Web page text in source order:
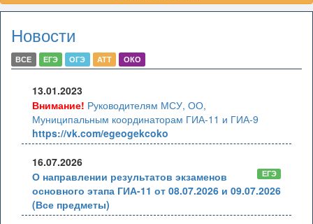
Новости
ВСЕ ЕГЭ ОГЭ АТТ ОКО
13.01.2023
Внимание! Руководителям МСУ, ОО,
Муниципальным координаторам ГИА-11 и ГИА-9
https://vk.com/egeogekcoko
16.07.2026
ЕГЭ
О направлении результатов экзаменов
основного этапа ГИА-11 от 08.07.2026 и 09.07.2026
(Все предметы)